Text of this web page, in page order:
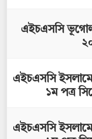
এইচএসসি
এইচএসসি
১ম পত্র
এইচএসসি